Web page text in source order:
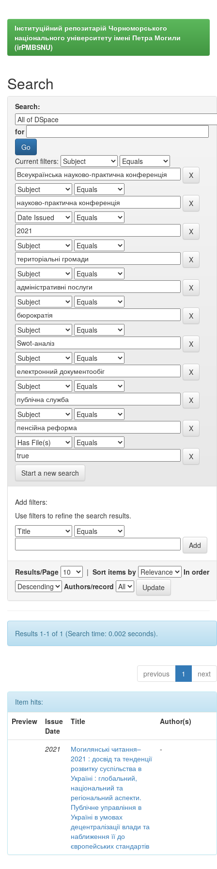
Інституційний репозитарій Чорноморського
національного університету імені Петра Могили
(irPMBSNU)
Search
Search:
for
Current filters:
Start a new search
Add filters:
Use filters to refine the search results.
Results/Page | Sort items by
In order
Authors/record
Results 1-1 of 1 (Search time: 0.002 seconds).
previous 1 next
Item hits:
Preview
Issue
Date
Title Author(s)
2021
Могилянські читання–
2021 : досвід та тенденції
розвитку суспільства в
Україні : глобальний,
національний та
регіональний аспекти.
Публічне управління в
Україні в умовах
децентралізації влади та
наближення її до
європейських стандартів
-